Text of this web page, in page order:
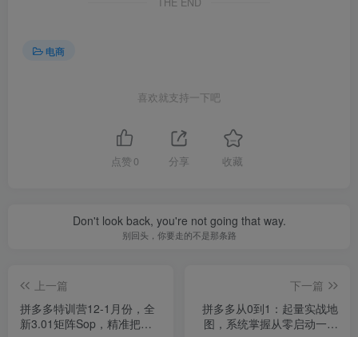
电商
喜欢就支持一下吧
点赞 0 分享 收藏
Don't look back, you're not going that way.
别回头，你要走的不是那条路
上一篇
拼多多特训营12-1月份，全
新3.01矩阵Sop，精准把握
下一篇
拼多多从0到1：起量实战地
图，系统掌握从零启动一个